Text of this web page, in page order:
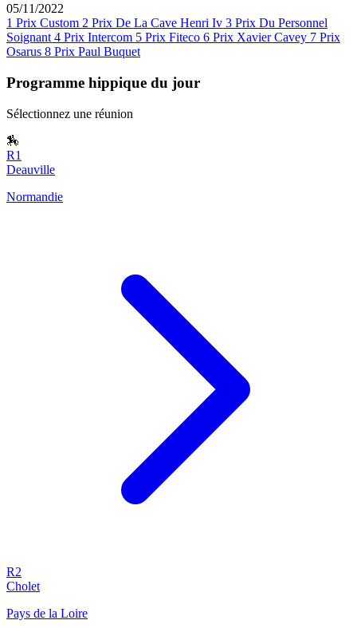
05/11/2022
1 Prix Custom 2 Prix De La Cave Henri Iv 3 Prix Du Personnel
Soignant 4 Prix Intercom 5 Prix Fiteco 6 Prix Xavier Cavey 7 Prix
Osarus 8 Prix Paul Buquet
Programme hippique du jour
Sélectionnez une réunion
🏇
R1
Deauville
Normandie
R2
Cholet
Pays de la Loire